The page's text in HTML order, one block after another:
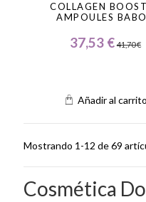
COLLAGEN
AMPOULES
37,53 € 41,70 €
Añadir al carrito
Mostrando 1-12 de 69
Cosmética